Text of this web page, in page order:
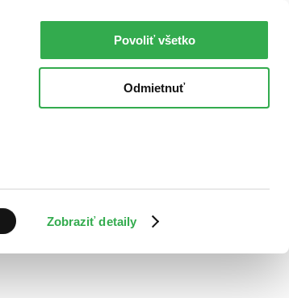
Zobraziť detaily
Povoliť všetko
Odmietnuť